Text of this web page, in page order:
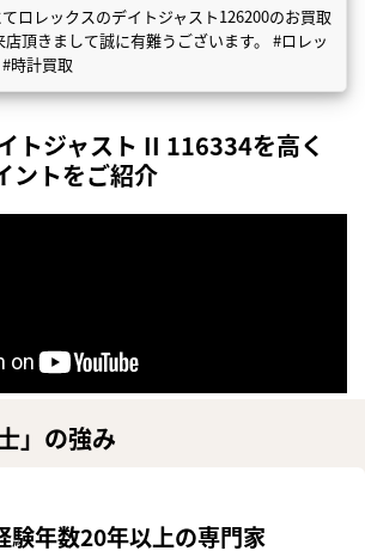
ロレックスのデイトジャスト126200のお買取
頂きまして誠に有難うございます。 #ロレッ
時計買取
トジャスト II 116334を高く
ントをご紹介
」の強み
験年数20年以上の専門家